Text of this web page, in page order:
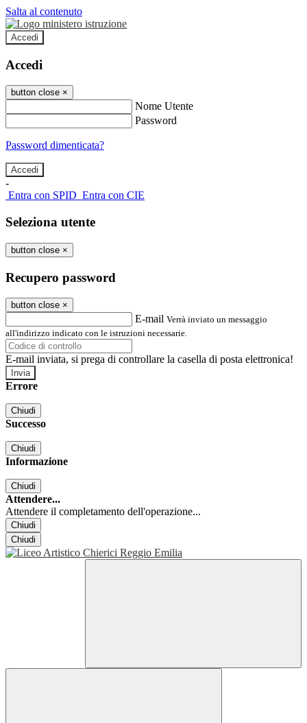
Salta al contenuto
Accedi
Accedi
button close ×
Nome Utente
Password
Password dimenticata?
-
Entra con SPID Entra con CIE
Seleziona utente
button close ×
Recupero password
button close ×
E-mail Verrà inviato un messaggio
all'indirizzo indicato con le istruzioni necessarie.
E-mail inviata, si prega di controllare la casella di posta elettronica!
Errore
Chiudi
Successo
Chiudi
Informazione
Chiudi
Attendere...
Attendere il completamento dell'operazione...
Chiudi
Chiudi